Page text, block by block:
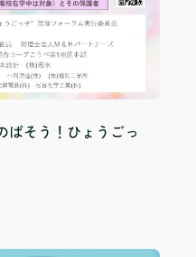
ばそう！ひょうごっ